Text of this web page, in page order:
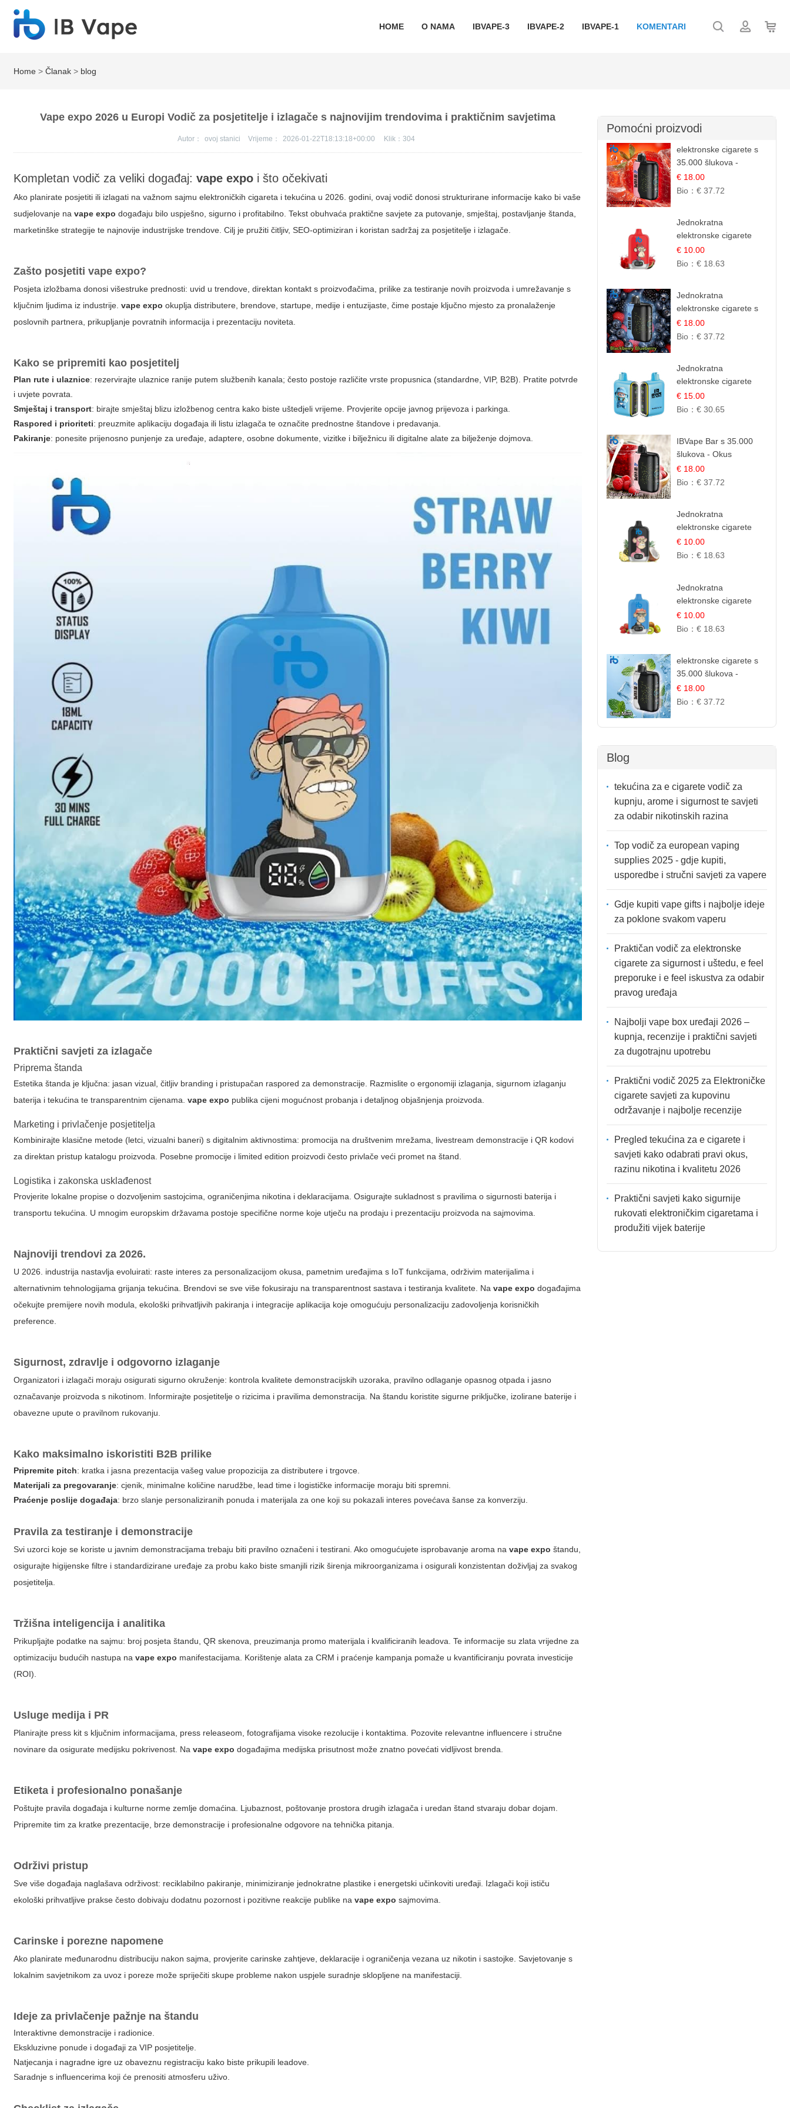
HOME O NAMA IBVAPE-3 IBVAPE-2 IBVAPE-1 KOMENTARI
Home >Članak > blog
Vape expo 2026 u Europi Vodič za posjetitelje i izlagače s najnovijim trendovima i praktičnim savjetima
Autor： ovoj stanici Vrijeme： 2026-01-22T18:13:18+00:00 Klik：304
Kompletan vodič za veliki događaj:vape expo i što očekivati
Ako planirate posjetiti ili izlagati na važnom sajmu elektroničkih cigareta i tekućina u 2026. godini, ovaj vodič donosi strukturirane informacije kako bi vaše
sudjelovanje navape expo događaju bilo uspješno, sigurno i profitabilno. Tekst obuhvaća praktične savjete za putovanje, smještaj, postavljanje štanda,
marketinške strategije te najnovije industrijske trendove. Cilj je pružiti čitljiv, SEO-optimiziran i koristan sadržaj za posjetitelje i izlagače.
Zašto posjetitivape expo?
Posjeta izložbama donosi višestruke prednosti: uvid u trendove, direktan kontakt s proizvođačima, prilike za testiranje novih proizvoda i umrežavanje s
ključnim ljudima iz industrije.vape expo okuplja distributere, brendove, startupe, medije i entuzijaste, čime postaje ključno mjesto za pronalaženje
poslovnih partnera, prikupljanje povratnih informacija i prezentaciju noviteta.
Kako se pripremiti kao posjetitelj
Plan rute i ulaznice: rezervirajte ulaznice ranije putem službenih kanala; često postoje različite vrste propusnica (standardne, VIP, B2B). Pratite potvrde
i uvjete povrata.
Smještaj i transport: birajte smještaj blizu izložbenog centra kako biste uštedjeli vrijeme. Provjerite opcije javnog prijevoza i parkinga.
Raspored i prioriteti: preuzmite aplikaciju događaja ili listu izlagača te označite prednostne štandove i predavanja.
Pakiranje: ponesite prijenosno punjenje za uređaje, adaptere, osobne dokumente, vizitke i bilježnicu ili digitalne alate za bilježenje dojmova.
Praktični savjeti za izlagače
Priprema štanda
Estetika štanda je ključna: jasan vizual, čitljiv branding i pristupačan raspored za demonstracije. Razmislite o ergonomiji izlaganja, sigurnom izlaganju
baterija i tekućina te transparentnim cijenama.vape expo publika cijeni mogućnost probanja i detaljnog objašnjenja proizvoda.
Marketing i privlačenje posjetitelja
Kombinirajte klasične metode (letci, vizualni baneri) s digitalnim aktivnostima: promocija na društvenim mrežama, livestream demonstracije i QR kodovi
za direktan pristup katalogu proizvoda. Posebne promocije i limited edition proizvodi često privlače veći promet na štand.
Logistika i zakonska usklađenost
Provjerite lokalne propise o dozvoljenim sastojcima, ograničenjima nikotina i deklaracijama. Osigurajte sukladnost s pravilima o sigurnosti baterija i
transportu tekućina. U mnogim europskim državama postoje specifične norme koje utječu na prodaju i prezentaciju proizvoda na sajmovima.
Najnoviji trendovi za 2026.
U 2026. industrija nastavlja evoluirati: raste interes za personalizacijom okusa, pametnim uređajima s IoT funkcijama, održivim materijalima i
alternativnim tehnologijama grijanja tekućina. Brendovi se sve više fokusiraju na transparentnost sastava i testiranja kvalitete. Navape expo događajima
očekujte premijere novih modula, ekološki prihvatljivih pakiranja i integracije aplikacija koje omogućuju personalizaciju zadovoljenja korisničkih
preference.
Sigurnost, zdravlje i odgovorno izlaganje
Organizatori i izlagači moraju osigurati sigurno okruženje: kontrola kvalitete demonstracijskih uzoraka, pravilno odlaganje opasnog otpada i jasno
označavanje proizvoda s nikotinom. Informirajte posjetitelje o rizicima i pravilima demonstracija. Na štandu koristite sigurne priključke, izolirane baterije i
obavezne upute o pravilnom rukovanju.
Kako maksimalno iskoristiti B2B prilike
Pripremite pitch: kratka i jasna prezentacija vašeg value propozicija za distributere i trgovce.
Materijali za pregovaranje: cjenik, minimalne količine narudžbe, lead time i logističke informacije moraju biti spremni.
Praćenje poslije događaja: brzo slanje personaliziranih ponuda i materijala za one koji su pokazali interes povećava šanse za konverziju.
Pravila za testiranje i demonstracije
Svi uzorci koje se koriste u javnim demonstracijama trebaju biti pravilno označeni i testirani. Ako omogućujete isprobavanje aroma navape expo štandu,
osigurajte higijenske filtre i standardizirane uređaje za probu kako biste smanjili rizik širenja mikroorganizama i osigurali konzistentan doživljaj za svakog
posjetitelja.
Tržišna inteligencija i analitika
Prikupljajte podatke na sajmu: broj posjeta štandu, QR skenova, preuzimanja promo materijala i kvalificiranih leadova. Te informacije su zlata vrijedne za
optimizaciju budućih nastupa navape expo manifestacijama. Korištenje alata za CRM i praćenje kampanja pomaže u kvantificiranju povrata investicije
(ROI).
Usluge medija i PR
Planirajte press kit s ključnim informacijama, press releaseom, fotografijama visoke rezolucije i kontaktima. Pozovite relevantne influencere i stručne
novinare da osigurate medijsku pokrivenost. Navape expo događajima medijska prisutnost može znatno povećati vidljivost brenda.
Etiketa i profesionalno ponašanje
Poštujte pravila događaja i kulturne norme zemlje domaćina. Ljubaznost, poštovanje prostora drugih izlagača i uredan štand stvaraju dobar dojam.
Pripremite tim za kratke prezentacije, brze demonstracije i profesionalne odgovore na tehnička pitanja.
Održivi pristup
Sve više događaja naglašava održivost: reciklabilno pakiranje, minimiziranje jednokratne plastike i energetski učinkoviti uređaji. Izlagači koji ističu
ekološki prihvatljive prakse često dobivaju dodatnu pozornost i pozitivne reakcije publike navape expo sajmovima.
Carinske i porezne napomene
Ako planirate međunarodnu distribuciju nakon sajma, provjerite carinske zahtjeve, deklaracije i ograničenja vezana uz nikotin i sastojke. Savjetovanje s
lokalnim savjetnikom za uvoz i poreze može spriječiti skupe probleme nakon uspjele suradnje sklopljene na manifestaciji.
Ideje za privlačenje pažnje na štandu
Interaktivne demonstracije i radionice.
Ekskluzivne ponude i događaji za VIP posjetitelje.
Natjecanja i nagradne igre uz obaveznu registraciju kako biste prikupili leadove.
Saradnje s influencerima koji će prenositi atmosferu uživo.
Pomoćni proizvodi
elektronske cigarete s
35.000 šlukova -
Jagoda Led | Ohladivši i
Osježavajući Okus
€ 18.00
Bio： € 37.72
Jednokratna
elektronske cigarete
12.000 Puffova -
Lubenica Sladoled |
€ 10.00
Bio： € 18.63
Jednokratna
elektronske cigarete s
35.000 šlukova - Kupina
& Borovnica | Intenzivna
€ 18.00
Bio： € 37.72
Jednokratna
elektronske cigarete
25.000 Puffova -
Jagodni Sladoled |
€ 15.00
Bio： € 30.65
IBVape Bar s 35.000
šlukova - Okus
Malinova Džema |
Slatka Voćna Aroma
€ 18.00
Bio： € 37.72
Jednokratna
elektronske cigarete
12.000 Puffova -
Ananas i Kokos
€ 10.00
Bio： € 18.63
Jednokratna
elektronske cigarete
12.000 Puffova -
Jagoda i Kivi | Sočna
€ 10.00
Bio： € 18.63
elektronske cigarete s
35.000 šlukova -
Osježavajući Mentol |
Čista i Svježa Okus
€ 18.00
Bio： € 37.72
Blog
tekućina za e cigarete vodič za
kupnju, arome i sigurnost te savjeti
za odabir nikotinskih razina
Top vodič za european vaping
supplies 2025 - gdje kupiti,
usporedbe i stručni savjeti za vapere
Gdje kupiti vape gifts i najbolje ideje
za poklone svakom vaperu
Praktičan vodič za elektronske
cigarete za sigurnost i uštedu, e feel
preporuke i e feel iskustva za odabir
pravog uređaja
Najbolji vape box uređaji 2026 –
kupnja, recenzije i praktični savjeti
za dugotrajnu upotrebu
Praktični vodič 2025 za Elektroničke
cigarete savjeti za kupovinu
održavanje i najbolje recenzije
Pregled tekućina za e cigarete i
savjeti kako odabrati pravi okus,
razinu nikotina i kvalitetu 2026
Praktični savjeti kako sigurnije
rukovati elektroničkim cigaretama i
produžiti vijek baterije